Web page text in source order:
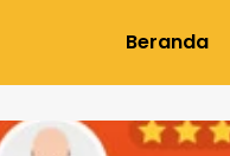
Beranda